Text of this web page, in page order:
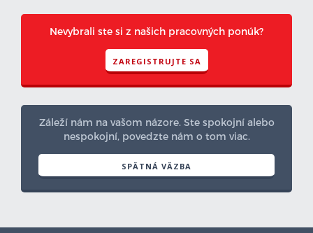
Nevybrali ste si z našich pracovných ponúk?
ZAREGISTRUJTE SA
Záleží nám na vašom názore. Ste spokojní alebo
nespokojní, povedzte nám o tom viac.
SPÄTNÁ VÄZBA